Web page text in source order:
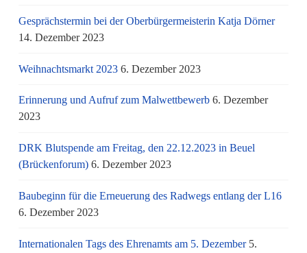
Gesprächstermin bei der Oberbürgermeisterin Katja Dörner
14. Dezember 2023
Weihnachtsmarkt 2023 6. Dezember 2023
Erinnerung und Aufruf zum Malwettbewerb 6. Dezember
2023
DRK Blutspende am Freitag, den 22.12.2023 in Beuel
(Brückenforum) 6. Dezember 2023
Baubeginn für die Erneuerung des Radwegs entlang der L16
6. Dezember 2023
Internationalen Tags des Ehrenamts am 5. Dezember 5.